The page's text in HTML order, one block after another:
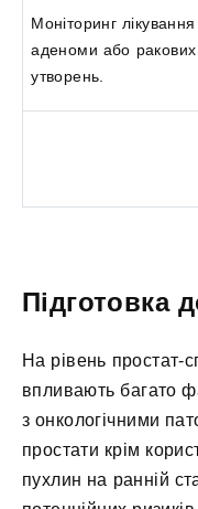
Моніторинг лікування
аденоми або ракових
утворень.
Підготовка
На рівень простат-
впливають багато
з онкологічними
простати крім
пухлин на ранній